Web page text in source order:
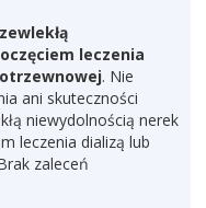
leczenia
. Nie
ani skuteczności
niewydolnością nerek
leczenia dializą lub
zaleceń